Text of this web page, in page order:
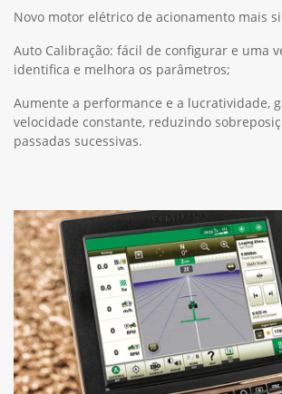
Novo motor elétrico de acionamento mais
Auto Calibração: fácil de configurar e uma
identifica e melhora os parâmetros;
Aumente a performance e a lucratividade,
velocidade constante, reduzindo
passadas sucessivas.